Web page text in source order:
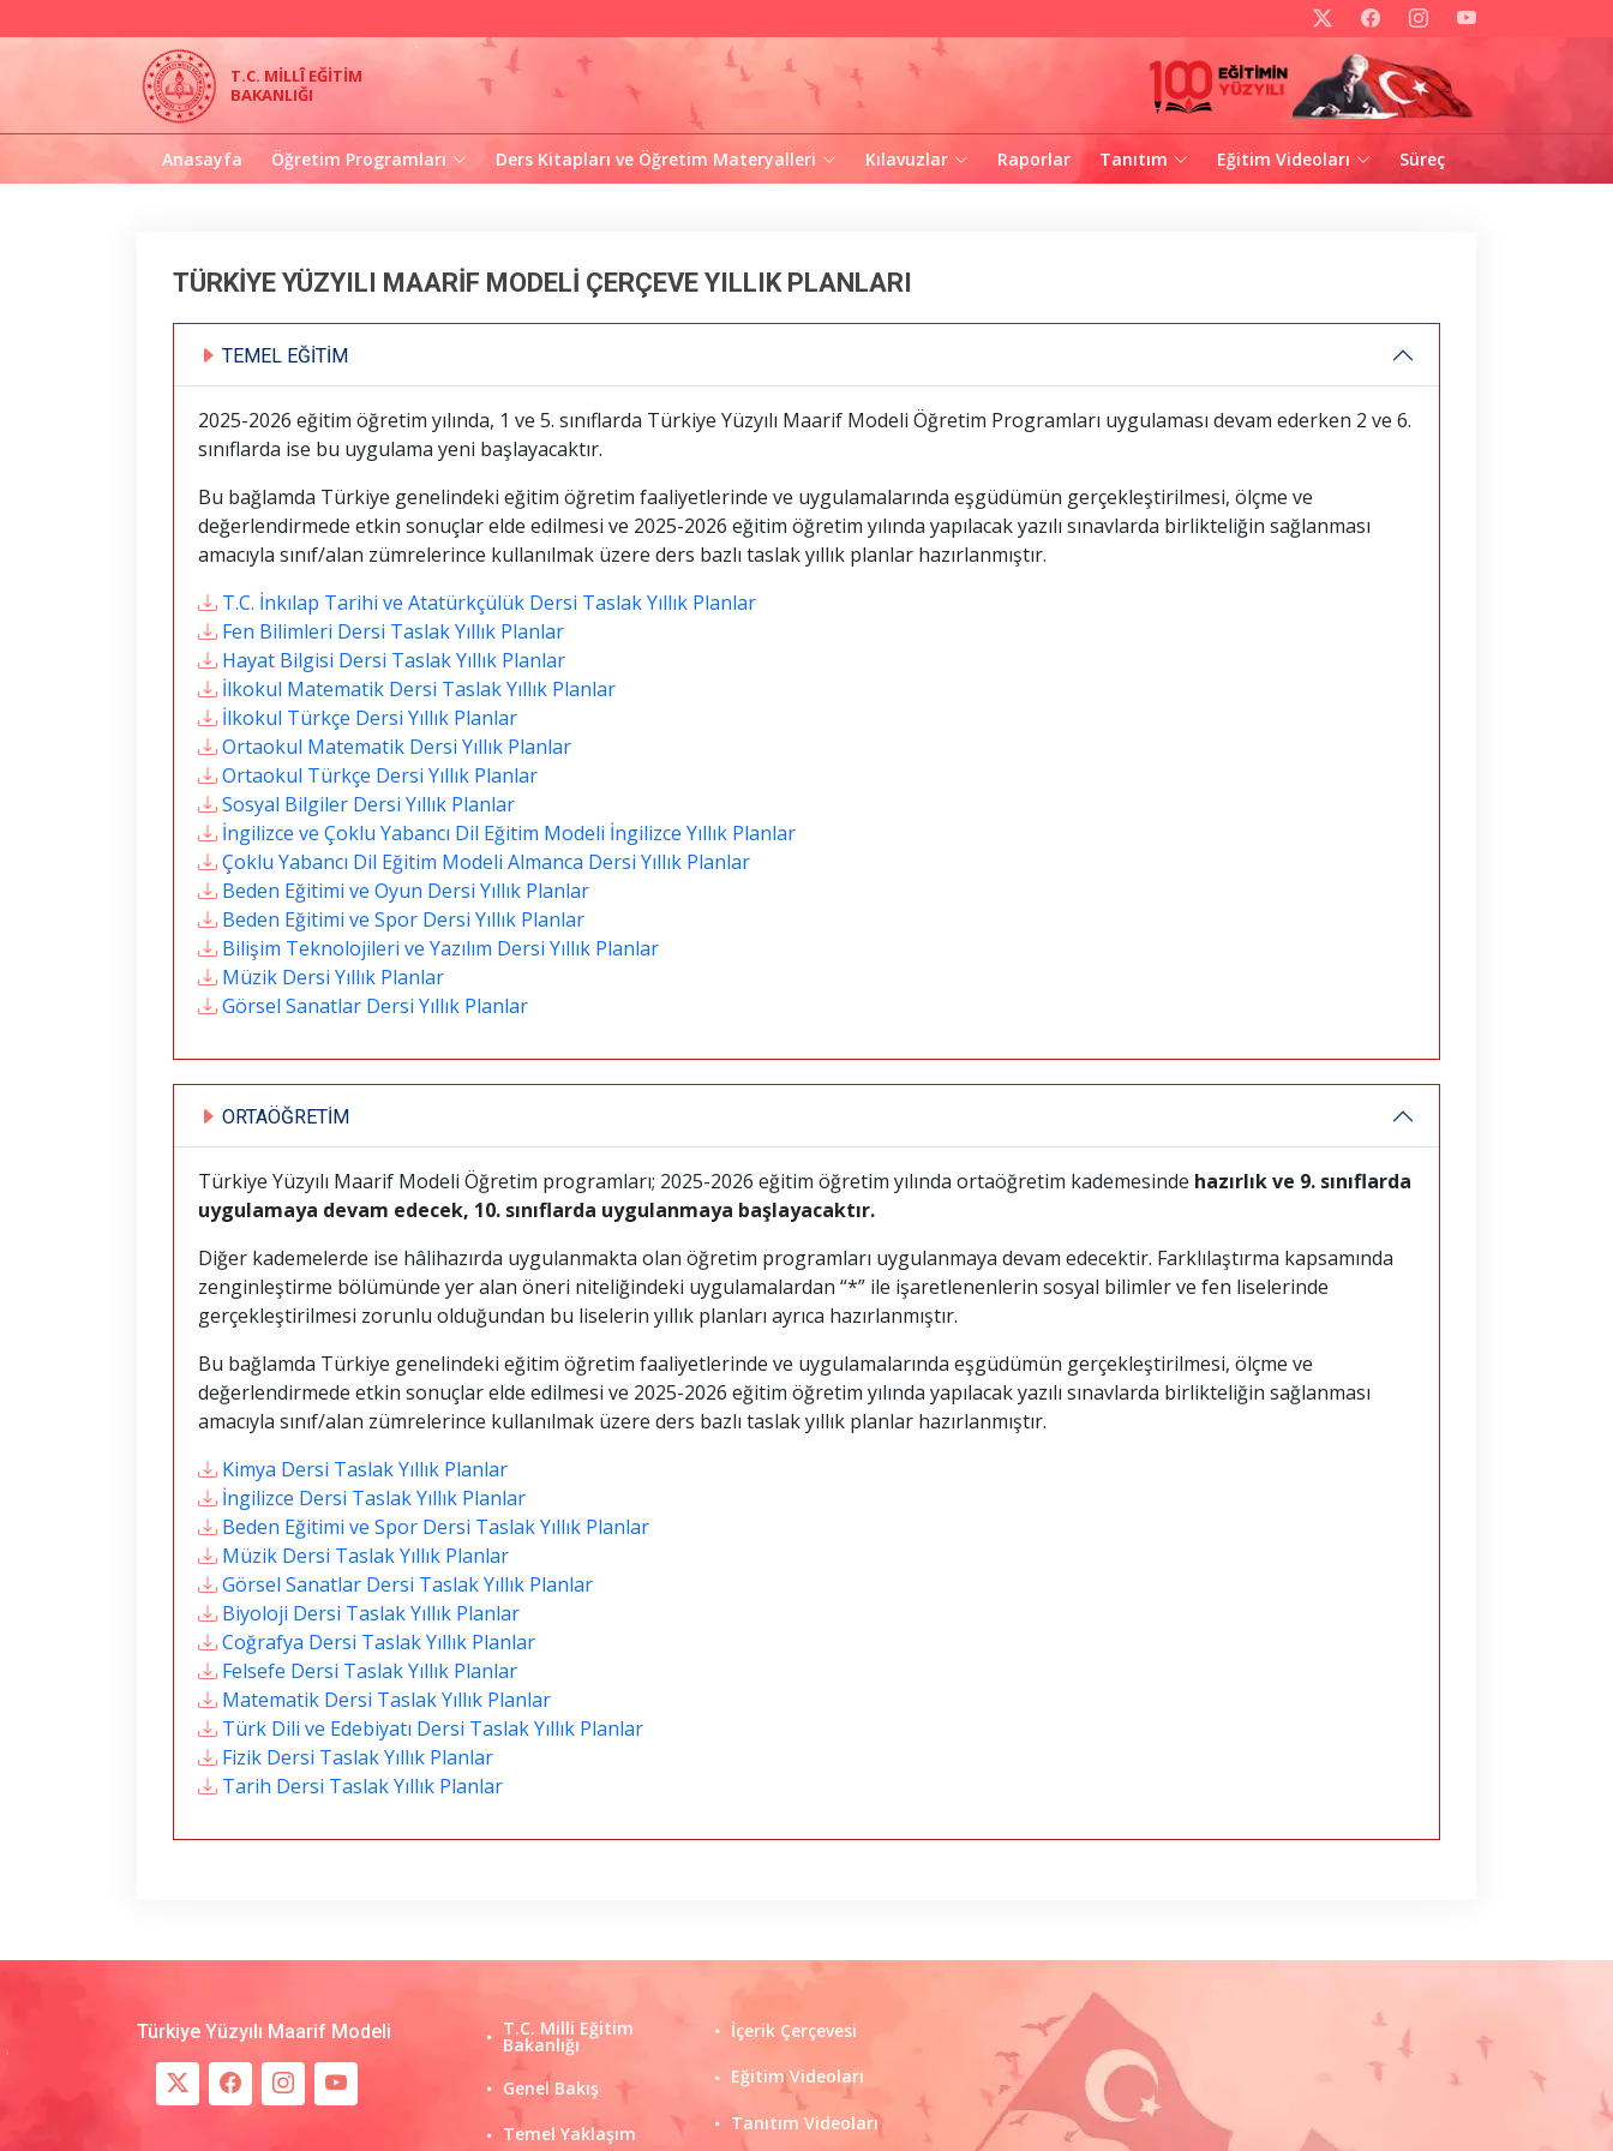
T.C. MİLLÎ EĞİTİM
BAKANLIĞI
Anasayfa Öğretim Programları Ders Kitapları ve Öğretim Materyalleri Kılavuzlar Raporlar Tanıtım Eğitim Videoları Süreç
TÜRKİYE YÜZYILI MAARİF MODELİ ÇERÇEVE YILLIK PLANLARI
TEMEL EĞİTİM
2025-2026 eğitim öğretim yılında, 1 ve 5. sınıflarda Türkiye Yüzyılı Maarif Modeli Öğretim Programları uygulaması devam ederken 2 ve 6.
sınıflarda ise bu uygulama yeni başlayacaktır.
Bu bağlamda Türkiye genelindeki eğitim öğretim faaliyetlerinde ve uygulamalarında eşgüdümün gerçekleştirilmesi, ölçme ve
değerlendirmede etkin sonuçlar elde edilmesi ve 2025-2026 eğitim öğretim yılında yapılacak yazılı sınavlarda birlikteliğin sağlanması
amacıyla sınıf/alan zümrelerince kullanılmak üzere ders bazlı taslak yıllık planlar hazırlanmıştır.
T.C. İnkılap Tarihi ve Atatürkçülük Dersi Taslak Yıllık Planlar
Fen Bilimleri Dersi Taslak Yıllık Planlar
Hayat Bilgisi Dersi Taslak Yıllık Planlar
İlkokul Matematik Dersi Taslak Yıllık Planlar
İlkokul Türkçe Dersi Yıllık Planlar
Ortaokul Matematik Dersi Yıllık Planlar
Ortaokul Türkçe Dersi Yıllık Planlar
Sosyal Bilgiler Dersi Yıllık Planlar
İngilizce ve Çoklu Yabancı Dil Eğitim Modeli İngilizce Yıllık Planlar
Çoklu Yabancı Dil Eğitim Modeli Almanca Dersi Yıllık Planlar
Beden Eğitimi ve Oyun Dersi Yıllık Planlar
Beden Eğitimi ve Spor Dersi Yıllık Planlar
Bilişim Teknolojileri ve Yazılım Dersi Yıllık Planlar
Müzik Dersi Yıllık Planlar
Görsel Sanatlar Dersi Yıllık Planlar
ORTAÖĞRETİM
Türkiye Yüzyılı Maarif Modeli Öğretim programları; 2025-2026 eğitim öğretim yılında ortaöğretim kademesinde hazırlık ve 9. sınıflarda
uygulamaya devam edecek, 10. sınıflarda uygulanmaya başlayacaktır.
Diğer kademelerde ise hâlihazırda uygulanmakta olan öğretim programları uygulanmaya devam edecektir. Farklılaştırma kapsamında
zenginleştirme bölümünde yer alan öneri niteliğindeki uygulamalardan “*” ile işaretlenenlerin sosyal bilimler ve fen liselerinde
gerçekleştirilmesi zorunlu olduğundan bu liselerin yıllık planları ayrıca hazırlanmıştır.
Bu bağlamda Türkiye genelindeki eğitim öğretim faaliyetlerinde ve uygulamalarında eşgüdümün gerçekleştirilmesi, ölçme ve
değerlendirmede etkin sonuçlar elde edilmesi ve 2025-2026 eğitim öğretim yılında yapılacak yazılı sınavlarda birlikteliğin sağlanması
amacıyla sınıf/alan zümrelerince kullanılmak üzere ders bazlı taslak yıllık planlar hazırlanmıştır.
Kimya Dersi Taslak Yıllık Planlar
İngilizce Dersi Taslak Yıllık Planlar
Beden Eğitimi ve Spor Dersi Taslak Yıllık Planlar
Müzik Dersi Taslak Yıllık Planlar
Görsel Sanatlar Dersi Taslak Yıllık Planlar
Biyoloji Dersi Taslak Yıllık Planlar
Coğrafya Dersi Taslak Yıllık Planlar
Felsefe Dersi Taslak Yıllık Planlar
Matematik Dersi Taslak Yıllık Planlar
Türk Dili ve Edebiyatı Dersi Taslak Yıllık Planlar
Fizik Dersi Taslak Yıllık Planlar
Tarih Dersi Taslak Yıllık Planlar
Türkiye Yüzyılı Maarif Modeli T.C. Milli Eğitim
Bakanlığı
Genel Bakış
Temel Yaklaşım
İçerik Çerçevesi
Eğitim Videoları
Tanıtım Videoları